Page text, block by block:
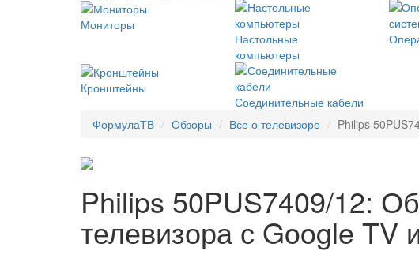
Мониторы
Настольные
компьютеры
Кронштейны
Соединительные кабели
ФормулаТВ
Обзоры Все о телевизоре Philips
Philips 50PUS7409/12:
телевизора с Google TV